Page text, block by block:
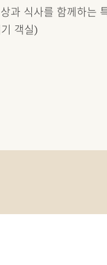
과 식사를 함께하는
객실)